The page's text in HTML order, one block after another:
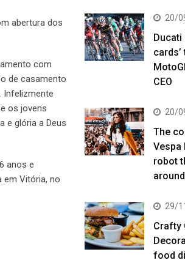
abertura dos
com
de casamento
Infelizmente
os jovens
e glória a Deus
anos e
em Vitória, no
20/
Ducati
CEO
20/
The
Vespa
robot
around
29/
Crafty
food